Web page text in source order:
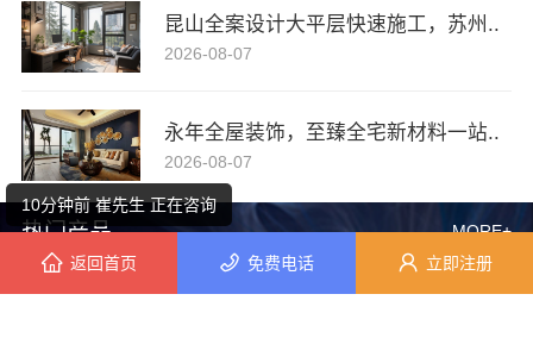
热门产品 MORE+
昆山全案设计大平层快速施工，苏州..
2026-08-07
永年全屋装饰，至臻全宅新材料一站..
2026-08-07
7分钟前 王女士 正在咨询
10分钟前 崔先生 正在咨询
5分钟前 顾先生 正在咨询
返回首页 免费电话 立即注册